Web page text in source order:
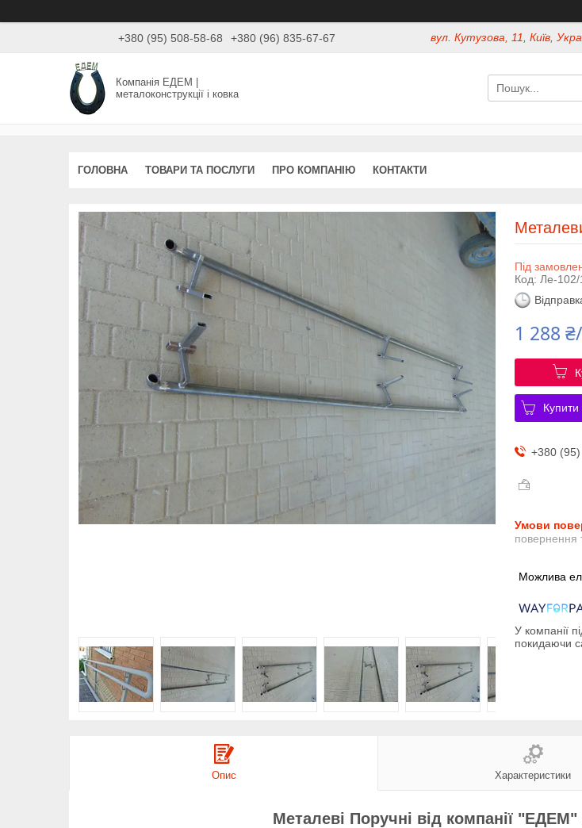
+380 (95) 508-58-68 +380 (96) 835-67-67 вул. Кутузова, 11, Київ,
Компанія ЕДЕМ |
металоконструкції і ковка
ГОЛОВНА ТОВАРИ ТА ПОСЛУГИ ПРО КОМПАНІЮ КОНТАКТИ
Під
Код: Ле-102/
1 288
Купити
+380
повернення
У компанії
покидаючи
Опис Характеристики
Металеві Поручні від компанії